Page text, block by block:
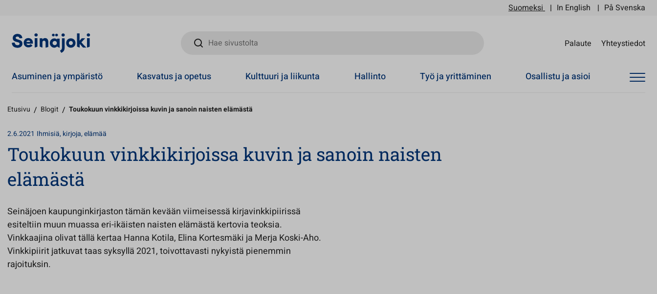
Suomeksi In English På Svenska
Hae sivustolta
Palaute Yhteystiedot
Asuminen ja ympäristö Kasvatus ja opetus Kulttuuri ja liikunta Hallinto Työ ja yrittäminen Osallistu ja asioi
Etusivu / Blogit / Toukokuun vinkkikirjoissa kuvin ja sanoin naisten elämästä
2.6.2021 Ihmisiä, kirjoja, elämää
Toukokuun vinkkikirjoissa kuvin ja sanoin naisten
elämästä
Seinäjoen kaupunginkirjaston tämän kevään viimeisessä kirjavinkkipiirissä
esiteltiin muun muassa eri-ikäisten naisten elämästä kertovia teoksia.
Vinkkaajina olivat tällä kertaa Hanna Kotila, Elina Kortesmäki ja Merja Koski-Aho.
Vinkkipiirit jatkuvat taas syksyllä 2021, toivottavasti nykyistä pienemmin
rajoituksin.